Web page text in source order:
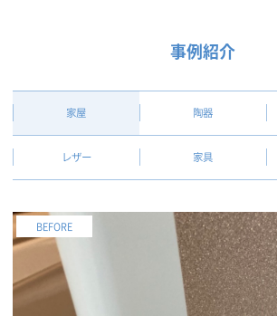
事例紹介
家屋 陶器
レザー 家具